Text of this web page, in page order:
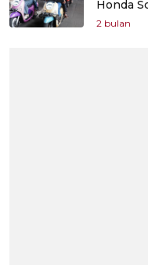
Honda
2 bulan